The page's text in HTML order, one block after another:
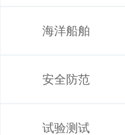
海洋船舶
安全防范
试验测试